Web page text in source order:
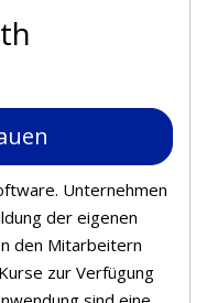
Unternehmen
der eigenen
den Mitarbeitern
zur Verfügung